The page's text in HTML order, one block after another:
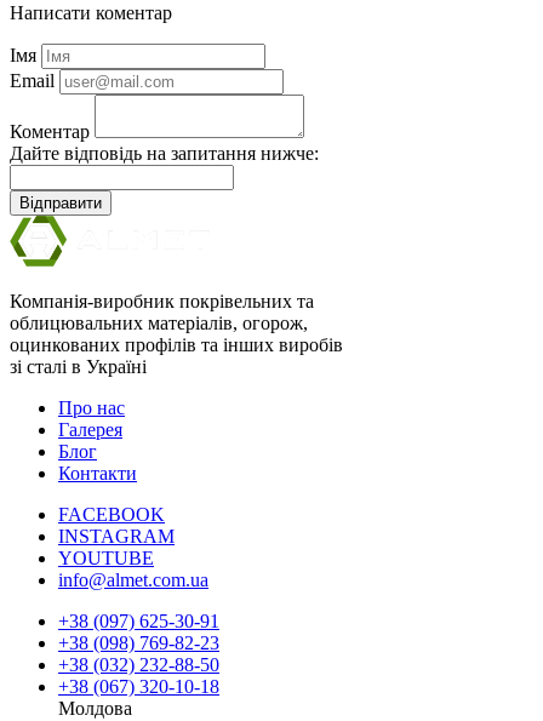
Написати коментар
Імя
Email
Коментар
Дайте відповідь на запитання нижче:
Відправити
Компанія-виробник покрівельних та
облицювальних матеріалів, огорож,
оцинкованих профілів та інших виробів
зі сталі в Україні
Про нас
Галерея
Блог
Контакти
FACEBOOK
INSTAGRAM
YOUTUBE
info@almet.com.ua
+38 (097) 625-30-91
+38 (098) 769-82-23
+38 (032) 232-88-50
+38 (067) 320-10-18
Молдова